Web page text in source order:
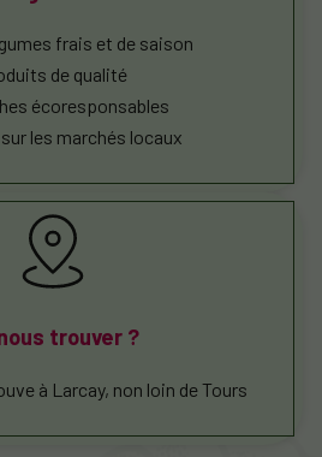
frais et de saison
de qualité
écoresponsables
les marchés locaux
trouver ?
à Larcay, non loin de Tours